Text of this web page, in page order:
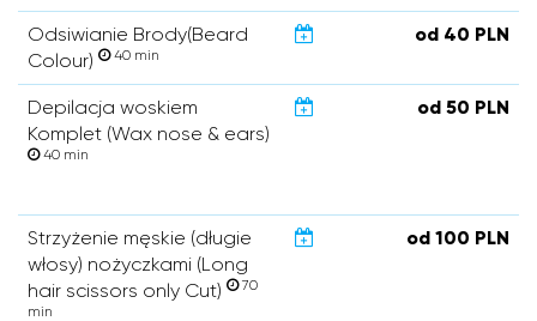
Odsiwianie Brody(Beard
Colour)
40 min
od 40 PLN
Depilacja woskiem
Komplet (Wax nose & ears)
40 min
od 50 PLN
Strzyżenie męskie (długie
włosy) nożyczkami (Long
hair scissors only Cut)
70
min
od 100 PLN